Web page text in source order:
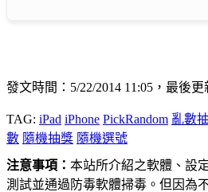
發文時間：5/22/2014 11:05，最後更
TAG: iPad iPhone PickRandom 亂數
數 隨機抽獎 隨機選號
注意事項： 本站所介紹之軟體、設
測試並通過防毒軟體掃毒。但因為